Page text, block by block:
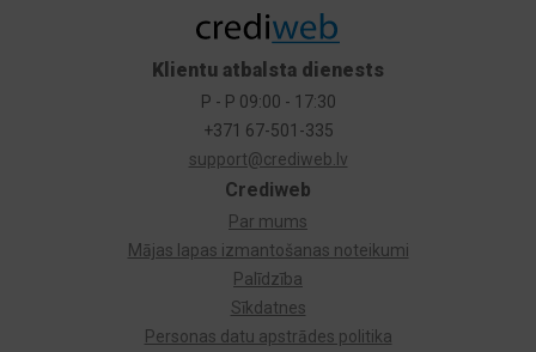
Crediweb
Par mums
Mājas lapas izmantošanas noteikumi
Palīdzība
Sīkdatnes
Personas datu apstrādes politika
Klientu atbalsta dienests
P - P 09:00 - 17:30
+371 67-501-335
support@crediweb.lv